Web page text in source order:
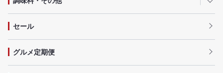
セール
グルメ定期便